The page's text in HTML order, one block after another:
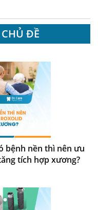
ĐỀ
bệnh nền thì nên ưu
tích hợp xương?